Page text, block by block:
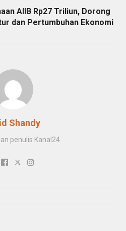
AIIB Rp27 Triliun, Dorong
dan Pertumbuhan Ekonomi
Shandy
penulis Kanal24